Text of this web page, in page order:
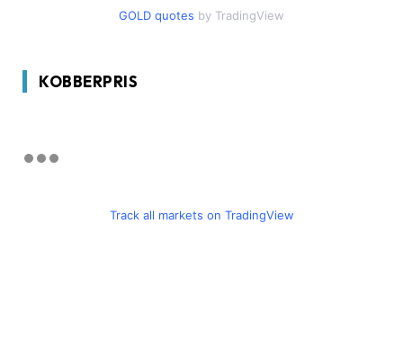
GOLD quotes by TradingView
KOBBERPRIS
Track all markets on TradingView